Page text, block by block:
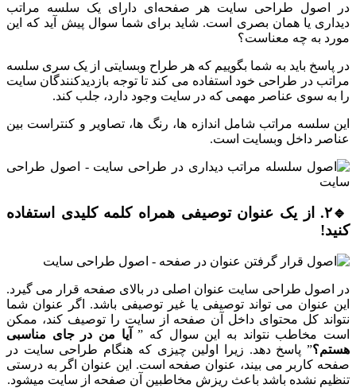
در اصول طراحی سایت هر صفحه‌ای دارای یک سلسه مراتب
دیداری یا همان بصری است. شاید برای شما سوال پیش آید که این
مورد به چه معناست؟
در پاسخ باید به شما بگوییم که هر طراح وبسایتی از یک سری سلسه
مراتب در طراحی خود استفاده می کند تا توجه بازدیدکنندگان سایت
را به سوی عناصر مهمی که در سایت وجود دارد، جلب کند.
این سلسه مراتب شامل اندازه ها، رنگ ها، تصاویر و کنتراست بین
عناصر داخل وبسایت است.
🔹۲. از یک عنوان توصیفی همراه کلمه کلیدی استفاده
کنید!
در اصول طراحی سایت عنوان اصلی در بالای صفحه قرار می گیرد.
این عنوان می تواند توصیفی یا غیر توصیفی باشد. اگر عنوان شما
نتواند کل محتوای داخل آن صفحه از سایت را توصیف کند، ممکن
است مخاطب نتواند به این سوال که ”
آیا من در جای مناسبی
هستم؟” پاسخ دهد. زیرا اولین چیزی که هنگام طراحی سایت در
صفحه کاربر می بیند، عنوان صفحه است. این عنوان اگر به درستی
تنظیم نشده باشد باعث ریزش مخاطبین آن صفحه از سایت میشود.